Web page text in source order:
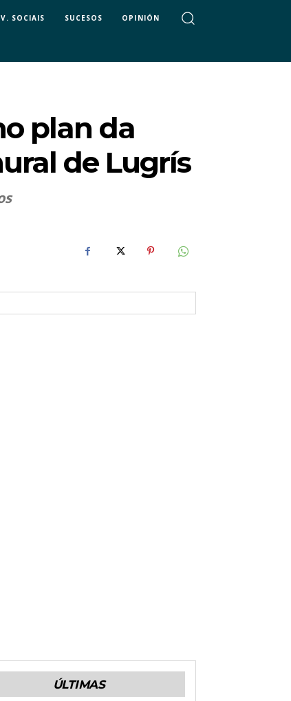
SOCIAIS SUCESOS OPINIÓN
plan da
de Lugrís
ÚLTIMAS